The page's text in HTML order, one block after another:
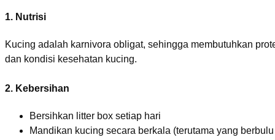
1. Nutrisi
Kucing adalah karnivora obligat, sehingga membutuhkan
dan kondisi kesehatan kucing.
2. Kebersihan
Bersihkan litter box setiap hari
Mandikan kucing secara berkala (terutama yang